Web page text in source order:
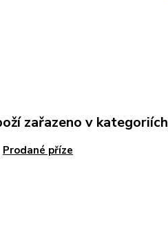
zařazeno v kategoriích
Prodané příze